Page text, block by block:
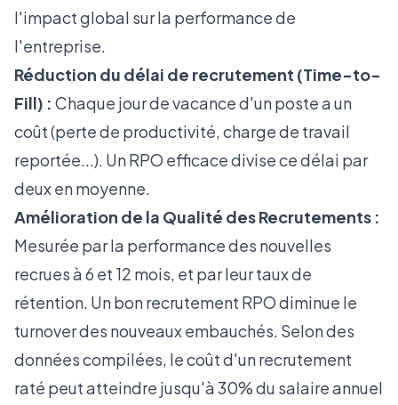
l'impact global sur la performance de
l'entreprise.
Réduction du délai de recrutement (Time-to-
Fill) : Chaque jour de vacance d'un poste a un
coût (perte de productivité, charge de travail
reportée...). Un RPO efficace divise ce délai par
deux en moyenne.
Amélioration de la Qualité des Recrutements :
Mesurée par la performance des nouvelles
recrues à 6 et 12 mois, et par leur taux de
rétention. Un bon recrutement RPO diminue le
turnover des nouveaux embauchés. Selon des
données compilées, le coût d'un recrutement
raté peut atteindre jusqu'à 30% du salaire annuel